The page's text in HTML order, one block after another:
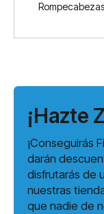
¡Hazte
¡Conseguirás
darán
disfrutarás de
nuestras
que nadie de